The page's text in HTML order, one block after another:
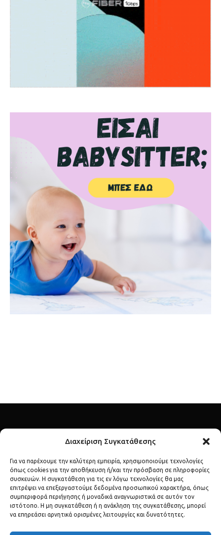
Διαχείριση Συγκατάθεσης
Για να παρέχουμε την καλύτερη εμπειρία, χρησιμοποιούμε τεχνολογίες
όπως cookies για την αποθήκευση ή/και την πρόσβαση σε πληροφορίες
συσκευών. Η συγκατάθεση για τις εν λόγω τεχνολογίες θα μας
επιτρέψει να επεξεργαστούμε δεδομένα προσωπικού χαρακτήρα, όπως
συμπεριφορά περιήγησης ή μοναδικά αναγνωριστικά σε αυτόν τον
ιστότοπο. Η μη συγκατάθεση ή η ανάκληση της συγκατάθεσης, μπορεί
να επηρεάσει αρνητικά ορισμένες λειτουργίες και δυνατότητες.
Ανακάλυψε τον λαμπερό κόσμο των διασήμων μέσα από το
celebs.gr – το απόλυτο σημείο αναφοράς για lifestyle, μόδα,
gossip και αποκλειστικές αποκαλύψεις.